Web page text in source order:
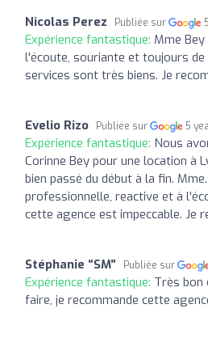
Nicolas Perez Publiée sur
Expérience fantastique: Mme
l'écoute, souriante et toujours
services sont très biens. Je
Evelio Rizo Publiée sur 5
Expérience fantastique: Nous
Corinne Bey pour une location à
bien passé du début à la fin.
professionnelle, reactive et à
cette agence est impeccable. Je
Stéphanie “SM” Publiée sur
Expérience fantastique: Très bon
faire, je recommande cette